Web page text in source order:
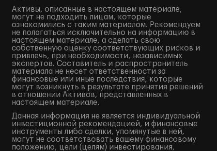
Активы, описанные в настоящем материале,
могут не подходить лицам, которые
ознакомились с таким материалом. Рекомендуем
не полагаться исключительно на информацию в
настоящем материале, а сделать свою
собственную оценку соответствующих рисков и
привлечь, при необходимости, независимых
экспертов. Составитель и распространитель
материала не несет ответственности за
финансовые или иные последствия, которые
могут возникнуть в результате принятия решений
в отношении Активов, представленных в
настоящем материале.
Данная информация не является индивидуальной
инвестиционной рекомендацией, и финансовые
инструменты либо сделки, упомянутые в ней,
могут не соответствовать вашему финансовому
положению, цели (целям) инвестирования,